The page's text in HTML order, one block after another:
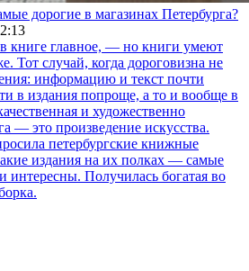
дорогие в магазинах Петербурга?
книге главное, — но книги умеют
Тот случай, когда дороговизна не
информацию и текст почти
в издания попроще, а то и вообще в
и художественно
— это произведение искусства.
петербургские книжные
издания на их полках — самые
интересны. Получилась богатая во